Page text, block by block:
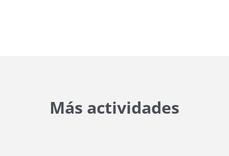
Más actividades